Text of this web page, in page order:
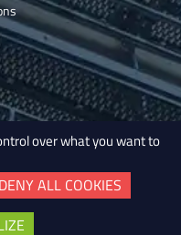
de vente
over what you want to
DENY ALL COOKIES